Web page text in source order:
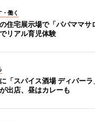
働く
住宅展示場で「パパママ
リアル育児体験
「スパイス酒場 ディパー
出店、昼はカレーも